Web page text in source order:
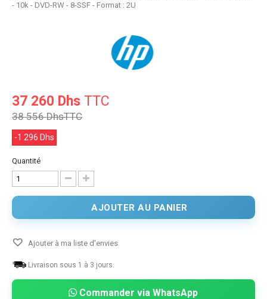
- 10k - DVD-RW - 8-SSF - Format : 2U
37 260 Dhs TTC
38 556 DhsTTC
-1 296 Dhs
Quantité
AJOUTER AU PANIER
Ajouter à ma liste d'envies
Livraison sous 1 à 3 jours.
Commander via WhatsApp